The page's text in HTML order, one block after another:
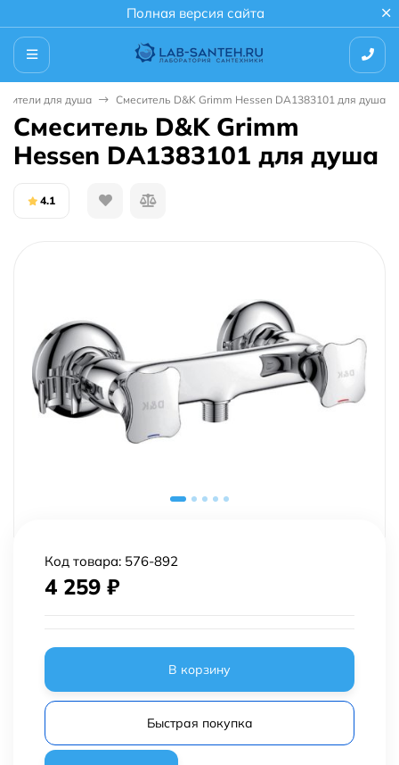
Полная версия сайта
для душа Смеситель D&K Grimm Hessen DA1383101 для душа
Смеситель D&K Grimm
Hessen DA1383101 для душа
4.1
Код товара: 576-892
4 259 ₽
В корзину
Быстрая покупка